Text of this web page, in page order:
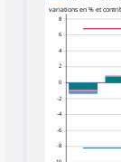
0
2
4
6
8
-2
-4
-6
-8
variations en % et